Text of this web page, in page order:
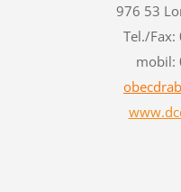
976 53
Tel./
mobil:
obecdrab